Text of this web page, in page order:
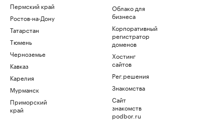
Пермский край
Ростов-на-Дону
Татарстан
Тюмень
Черноземье
Кавказ
Карелия
Мурманск
Приморский
край
Облако для
бизнеса
Корпоративный
регистратор
доменов
Хостинг
сайтов
Рег.решения
Знакомства
Сайт
знакомств
podbor.ru